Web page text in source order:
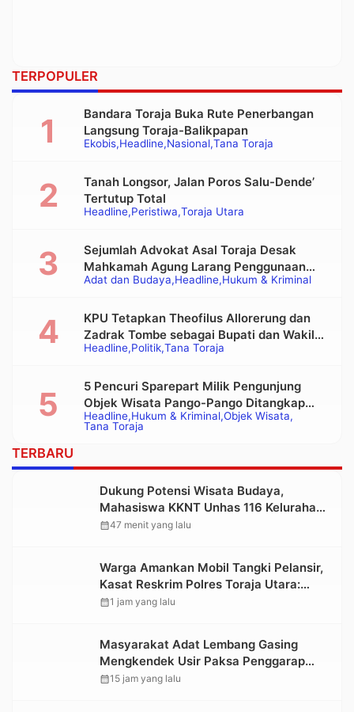
TERPOPULER
Ekobis Headline Nasional Tana Toraja
Bandara Toraja Buka Rute Penerbangan
Langsung Toraja-Balikpapan
Headline Peristiwa Toraja Utara
Tanah Longsor, Jalan Poros Salu-Dende’
Tertutup Total
Adat dan Budaya Headline Hukum & Kriminal
Sejumlah Advokat Asal Toraja Desak
Mahkamah Agung Larang Penggunaan
Alat Berat pada Eksekusi Rumah Adat
Headline Politik Tana Toraja
KPU Tetapkan Theofilus Allorerung dan
Zadrak Tombe sebagai Bupati dan Wakil
Bupati Tana Toraja Terpilih
Headline Hukum & Kriminal Objek Wisata
Tana Toraja
5 Pencuri Sparepart Milik Pengunjung
Objek Wisata Pango-Pango Ditangkap
Polisi
TERBARU
Dukung Potensi Wisata Budaya,
Mahasiswa KKNT Unhas 116 Kelurahan
Nonongan Utara Pasang Papan
calendar_month47 menit yang lalu
Warga Amankan Mobil Tangki Pelansir,
Kasat Reskrim Polres Toraja Utara:
Proses Hukum Berjalan Transparan
calendar_month1 jam yang lalu
Masyarakat Adat Lembang Gasing
Mengkendek Usir Paksa Penggarap
yang Rusak Kawasan Hutan
calendar_month15 jam yang lalu